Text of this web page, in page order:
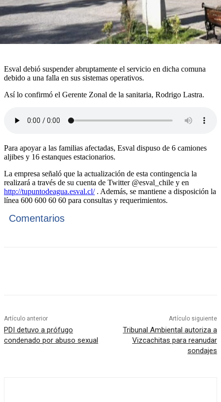
Esval debió suspender abruptamente el servicio en dicha comuna
debido a una falla en sus sistemas operativos.
Así lo confirmó el Gerente Zonal de la sanitaria, Rodrigo Lastra.
Para apoyar a las familias afectadas, Esval dispuso de 6 camiones
aljibes y 16 estanques estacionarios.
La empresa señaló que la actualización de esta contingencia la
realizará a través de su cuenta de Twitter @esval_chile y en
http://tupuntodeagua.esval.cl/. Además, se mantiene a disposición la
línea 600 600 60 60 para consultas y requerimientos.
Comentarios
Artículo anterior
PDI detuvo a prófugo
condenado por abuso sexual
Artículo siguiente
Tribunal Ambiental autoriza a
Vizcachitas para reanudar
sondajes